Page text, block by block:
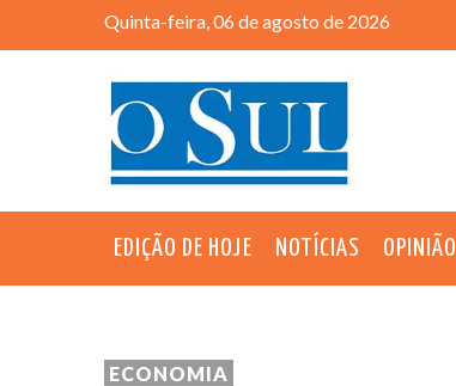
Quinta-feira, 06 de agosto de 2026
EDIÇÃO DE HOJE NOTÍCIAS OPINIÃO
ECONOMIA